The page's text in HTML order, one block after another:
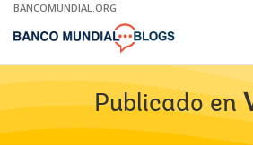
Skip
Main
BANCOMUNDIAL.ORG
Publicado en